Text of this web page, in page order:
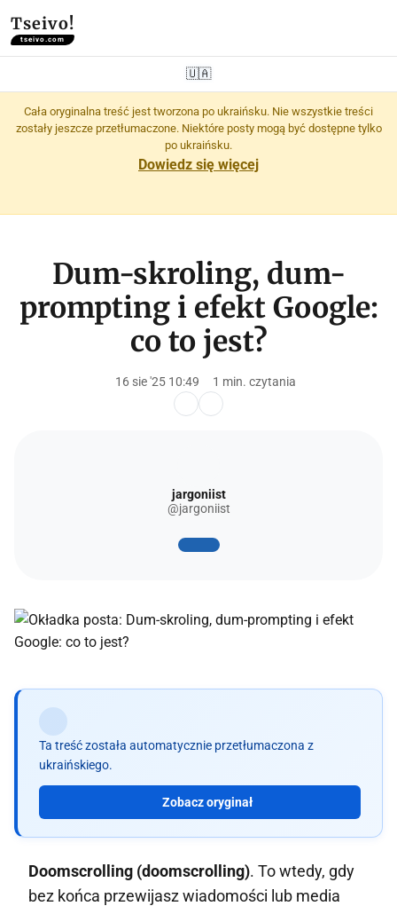
Tseivo!
tseivo.com
🇺🇦
Cała oryginalna treść jest tworzona po ukraińsku. Nie wszystkie treści
zostały jeszcze przetłumaczone. Niektóre posty mogą być dostępne tylko
po ukraińsku.
Dowiedz się więcej
Dum-skroling, dum-
prompting i efekt Google:
co to jest?
16 sie '25 10:49 1 min. czytania
jargoniist
@jargoniist
Ta treść została automatycznie przetłumaczona z
ukraińskiego.
Zobacz oryginał
Doomscrolling (doomscrolling). To wtedy, gdy
bez końca przewijasz wiadomości lub media